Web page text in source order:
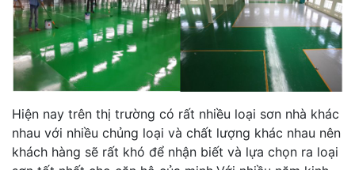
Hiện nay trên thị trường có rất nhiều loại sơn nhà khác
nhau với nhiều chủng loại và chất lượng khác nhau nên
khách hàng sẽ rất khó để nhận biết và lựa chọn ra loại